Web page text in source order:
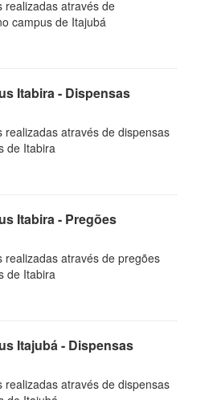
realizadas através de
campus de Itajubá
Itabira - Dispensas
realizadas através de dispensas
de Itabira
Itabira - Pregões
realizadas através de pregões
de Itabira
Itajubá - Dispensas
realizadas através de dispensas